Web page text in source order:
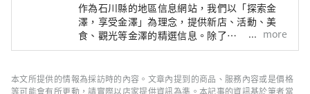
作為石川縣的地區信息網站，我們以「探索金
澤，享受金澤」為理念，提供新店、活動、美
食、觀光等金澤的精選信息。除了
「SmartNews」、「goo news」等日本國內媒
等海外媒體合作，向世界廣泛傳播石川縣的魅
力。
more
本文所提供的情報為採訪時的內容。文章內提到的商品、服務內容或是價格
等可能會有所更動，請實際以店家提供資訊為準。本記事的資訊基於筆者當